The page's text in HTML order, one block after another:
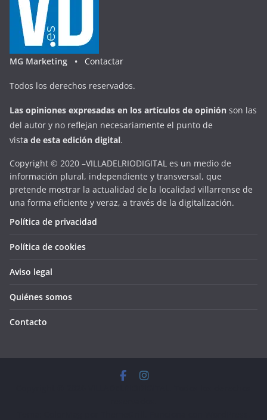
MG Marketing • Contactar
Todos los derechos reservados.
Las opiniones expresadas en los artículos de opinión son las
del autor y no reflejan necesariamente el punto de
vista de esta edición digital.
Copyright © 2020 –VILLADELRIODIGITAL es un medio de
información plural, independiente y transversal, que
pretende mostrar la actualidad de la localidad villarrense de
una forma eficiente y veraz, a través de la digitalización.
Política de privacidad
Política de cookies
Aviso legal
Quiénes somos
Contacto